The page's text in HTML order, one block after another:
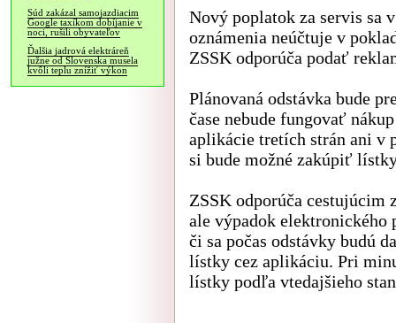
Súd zakázal samojazdiacim
Google taxíkom dobíjanie v
noci, rušili obyvateľov
Ďalšia jadrová elektráreň
južne od Slovenska musela
kvôli teplu znížiť výkon
Nový poplatok za servis sa
oznámenia neúčtuje v
ZSSK odporúča podať
Plánovaná odstávka bude
čase nebude fungovať
aplikácie tretích strán ani v
si bude možné zakúpiť
ZSSK odporúča
ale výpadok elektronického
či sa počas odstávky budú
lístky cez aplikáciu. Pri
lístky podľa vtedajšieho